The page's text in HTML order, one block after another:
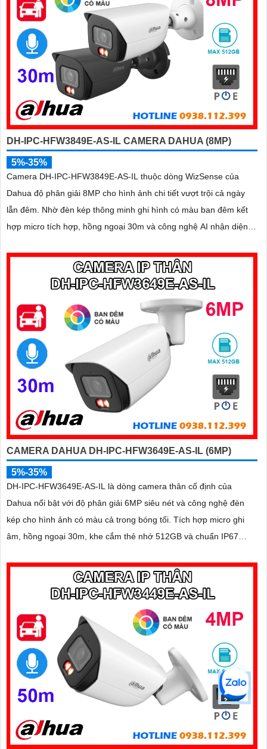
DH-IPC-HFW3849E-AS-IL CAMERA DAHUA (8MP)
5%-35%
Camera DH-IPC-HFW3849E-AS-IL thuộc dòng WizSense của
Dahua độ phân giải 8MP cho hình ảnh chi tiết vượt trội cả ngày
lẫn đêm. Nhờ đèn kép thông minh ghi hình có màu ban đêm kết
hợp micro tích hợp, hồng ngoại 30m và công nghệ AI nhận diện
CAMERA DAHUA DH-IPC-HFW3649E-AS-IL (6MP)
5%-35%
DH-IPC-HFW3649E-AS-IL là dòng camera thân cố định của
Dahua nổi bật với độ phân giải 6MP siêu nét và công nghệ đèn
kép cho hình ảnh có màu cả trong bóng tối. Tích hợp micro ghi
âm, hồng ngoại 30m, khe cắm thẻ nhớ 512GB và chuẩn IP67
thời tiết